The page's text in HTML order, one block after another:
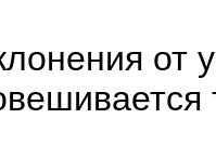
от